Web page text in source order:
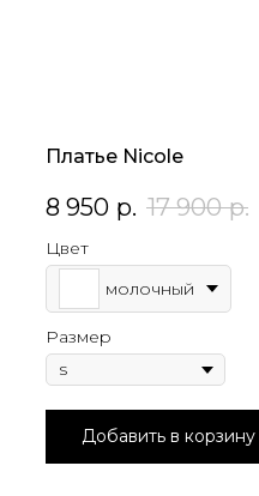
Платье Nicole
8 950 р. 17 900 р.
Цвет
молочный
Размер
Добавить в корзину